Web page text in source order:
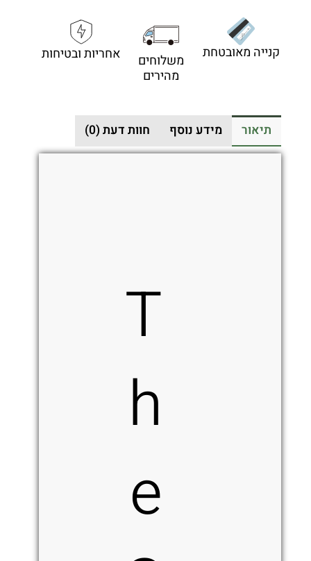
קנייה מאובטחת
משלוחים
מהירים
אחריות ובטיחות
תיאור מידע נוסף חוות דעת (0)
T
h
e